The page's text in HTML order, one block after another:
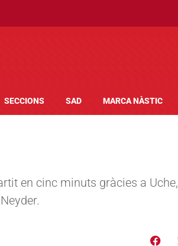
SECCIONS SAD MARCA NÀSTIC
en cinc minuts gràcies a Uche,